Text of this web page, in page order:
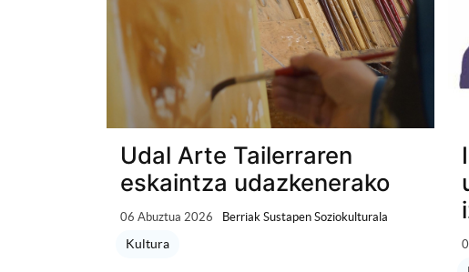
Udal Arte Tailerraren
eskaintza udazkenerako
06 Abuztua 2026 Berriak Sustapen Soziokulturala
Kultura